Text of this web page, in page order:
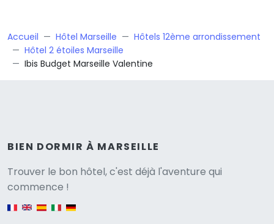
Accueil Hôtel Marseille
Hôtels 12ème arrondissement
Hôtel 2 étoiles Marseille
Ibis Budget Marseille Valentine
BIEN DORMIR À MARSEILLE
Trouver le bon hôtel, c'est déjà l'aventure qui
commence !
English version